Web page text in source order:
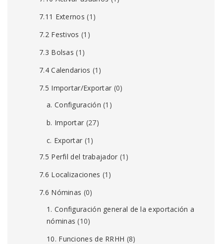
7.11 Externos (1)
7.2 Festivos (1)
7.3 Bolsas (1)
7.4 Calendarios (1)
7.5 Importar/Exportar (0)
a. Configuración (1)
b. Importar (27)
c. Exportar (1)
7.5 Perfil del trabajador (1)
7.6 Localizaciones (1)
7.6 Nóminas (0)
1. Configuración general de la exportación a
nóminas (10)
10. Funciones de RRHH (8)